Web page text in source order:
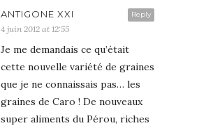
Reply
ANTIGONE XXI
4 juin 2012 at 12:55
Je me demandais ce qu’était
cette nouvelle variété de graines
que je ne connaissais pas… les
graines de Caro ! De nouveaux
super aliments du Pérou, riches